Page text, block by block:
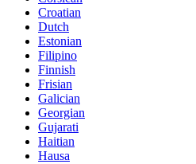
Croatian
Dutch
Estonian
Filipino
Finnish
Frisian
Galician
Georgian
Gujarati
Haitian
Hausa